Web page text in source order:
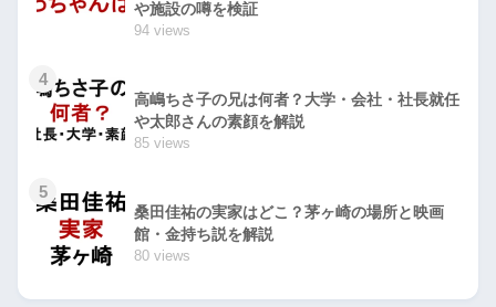
や施設の噂を検証
94 views
4
高嶋ちさ子の兄は何者？大学・会社・社長就任
や太郎さんの素顔を解説
85 views
5
桑田佳祐の実家はどこ？茅ヶ崎の場所と映画
館・金持ち説を解説
80 views